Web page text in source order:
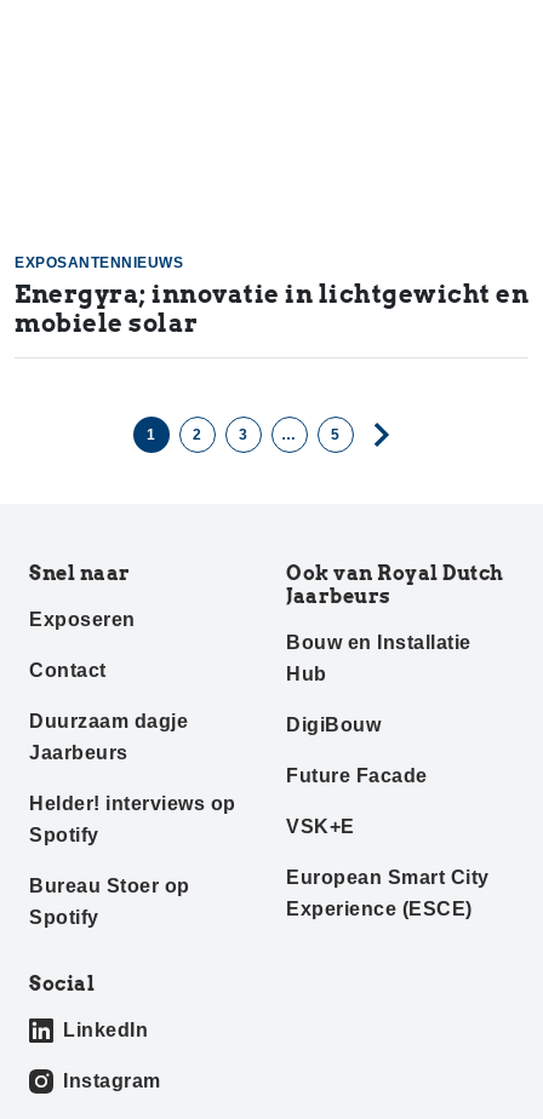
EXPOSANTENNIEUWS
Energyra; innovatie in lichtgewicht en
mobiele solar
1 2 3 … 5
Snel naar
Exposeren
Contact
Duurzaam dagje
Jaarbeurs
Helder! interviews op
Spotify
Bureau Stoer op
Spotify
Ook van Royal Dutch
Jaarbeurs
Bouw en Installatie
Hub
DigiBouw
Future Facade
VSK+E
European Smart City
Experience (ESCE)
Social
LinkedIn
Instagram